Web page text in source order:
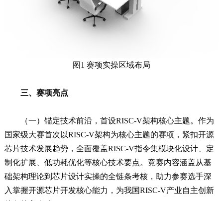
图1 赛项实操区域布局
三、赛项亮点
（一）锚定技术前沿，首设RISC-V架构核心主题。作为
国家级大赛首次以RISC-V架构为核心主题的赛项，紧扣开源
芯片技术发展趋势，全面覆盖RISC-V指令集模块化设计、定
制化扩展、低功耗优化等核心技术要点。竞赛内容涵盖从基
础架构理论到芯片设计实操的全链条考核，助力参赛选手深
入掌握开源芯片开发核心能力，为我国RISC-V产业自主创新